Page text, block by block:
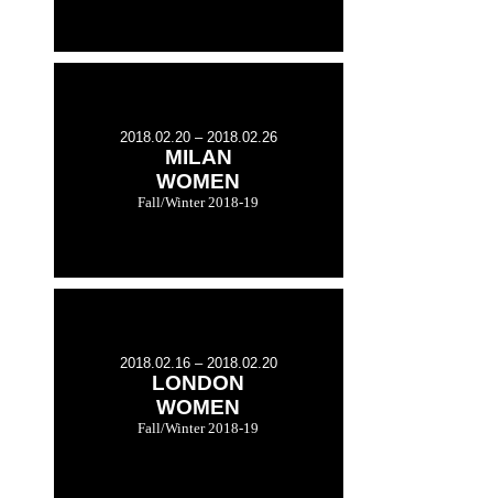
2018.02.20 – 2018.02.26
MILAN
WOMEN
Fall/Winter 2018-19
2018.02.16 – 2018.02.20
LONDON
WOMEN
Fall/Winter 2018-19